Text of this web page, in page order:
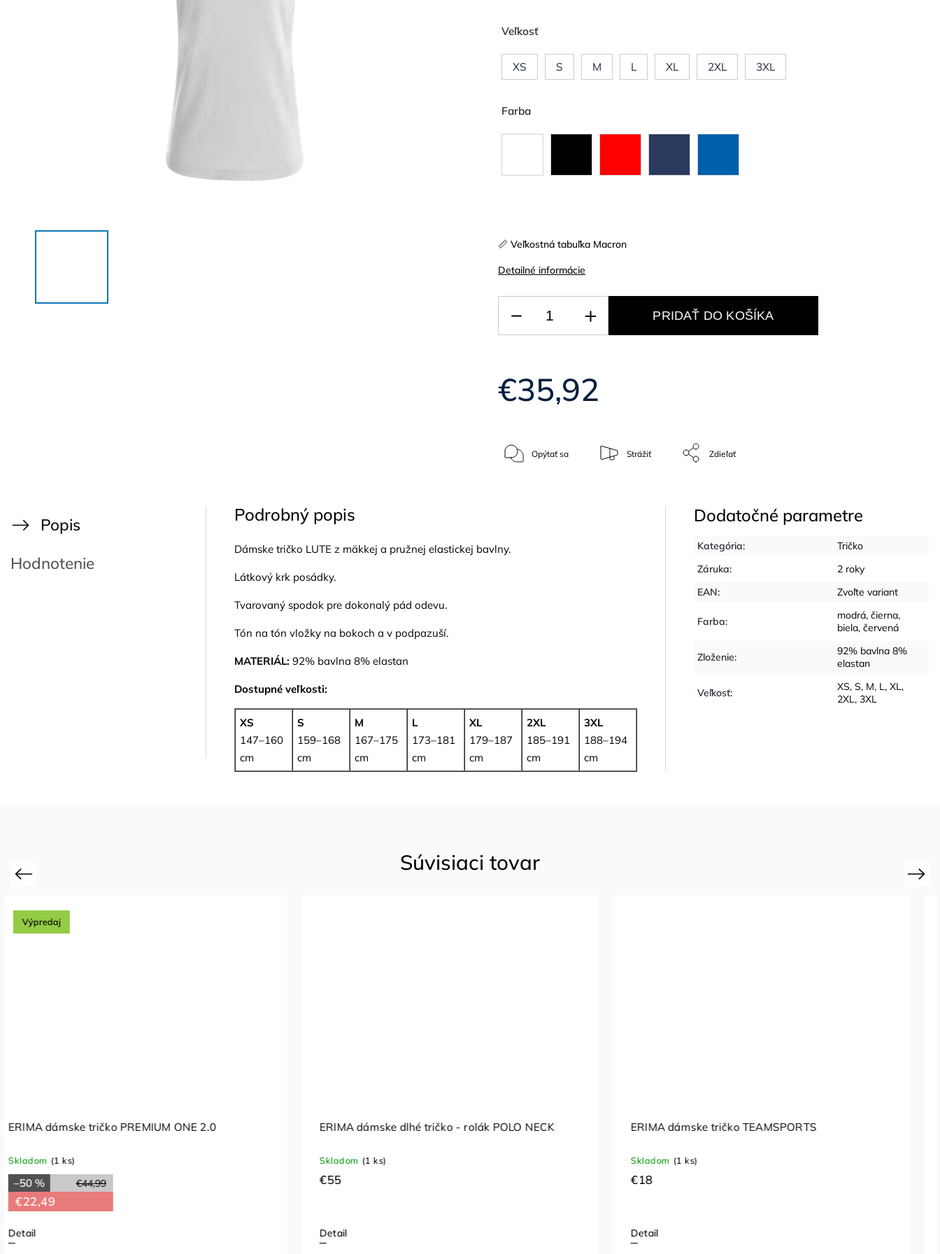
€35,92
📏 Veľkostná tabuľka Macron
Detailné informácie
Veľkosť
XS S M L XL 2XL 3XL
Farba
PRIDAŤ DO KOŠÍKA
Opýtať sa Strážiť Zdieľať
Popis
Hodnotenie
Podrobný popis
Dámske tričko LUTE z mäkkej a pružnej elastickej bavlny.
Látkový krk posádky.
Tvarovaný spodok pre dokonalý pád odevu.
Tón na tón vložky na bokoch a v podpazuší.
MATERIÁL: 92% bavlna 8% elastan
Dostupné veľkosti:
XS
147–160
cm
S
159–168
cm
M
167–175
cm
L
173–181
cm
XL
179–187
cm
2XL
185–191
cm
3XL
188–194
cm
Dodatočné parametre
Kategória:
Tričko
Záruka:
2 roky
EAN: Zvoľte variant
Farba: modrá,čierna,
biela,červená
Zloženie:
92% bavlna 8%
elastan
Veľkosť:
XS, S, M, L, XL,
2XL, 3XL
Súvisiaci tovar
Previous
Výpredaj
ERIMA dámske tričko PREMIUM ONE 2.0
Skladom (1 ks)
€44,99
–50 %
€22,49
Detail
ERIMA dámske dlhé tričko - rolák POLO NECK
Skladom (1 ks)
€55
Detail
ERIMA dámske tričko TEAMSPORTS
Skladom (1 ks)
€18
Detail
Next